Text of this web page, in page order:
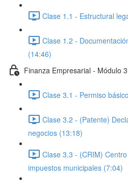
Clase 1.1 - Estructural
Clase 1.2 -
(14:46)
Finanza Empresarial - Módulo
Clase 3.1 - Permiso
Clase 3.2 - (Patente)
negocios (13:18)
Clase 3.3 - (CRIM)
impuestos municipales (7:04)